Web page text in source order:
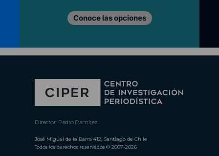
Conoce las opciones
Director: Pedro Ramírez
José Miguel de la Barra 412, Santiago de Chile
Todos los derechos reservados © 2007-2026